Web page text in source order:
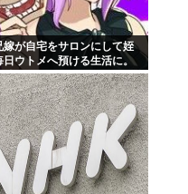
嫁が自宅をサロンにして姪
日ウトメへ預ける生活に。
後、そのツケが一気に回っ
て…